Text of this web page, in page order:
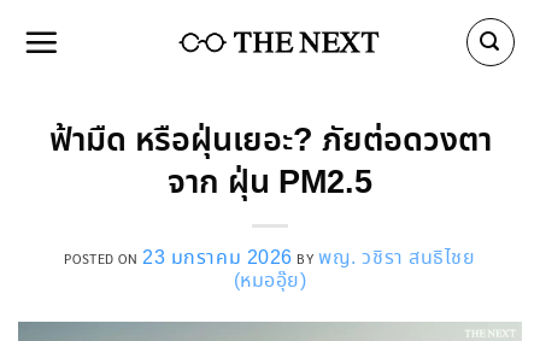
ฟ้ามืด หรือฝุ่นเยอะ? ภัยต่อดวงตา
จาก ฝุ่น PM2.5
POSTED ON23 มกราคม 2026 BYพญ. วชิรา สนธิไชย
(หมออุ๊ย)